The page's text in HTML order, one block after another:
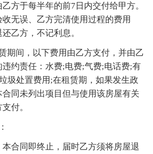
方于每半年的前7日内交付给甲方。
无误、乙方完清使用过程的费用
乙方，不记利息。
期间，以下费用由乙方支付，并由乙
约责任：水费;电费;气费;电话费;有
圾处置费用;在租赁期，如果发生政
同未列出项目但与使用该房屋有关
付。
合同即终止，届时乙方须将房屋退